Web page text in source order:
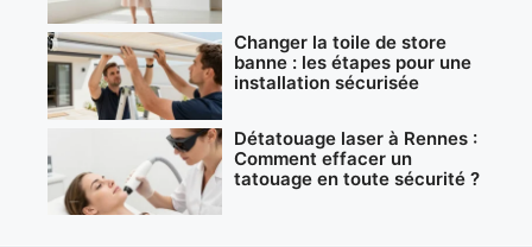
Changer la toile de store
banne : les étapes pour une
installation sécurisée
Détatouage laser à Rennes :
Comment effacer un
tatouage en toute sécurité ?